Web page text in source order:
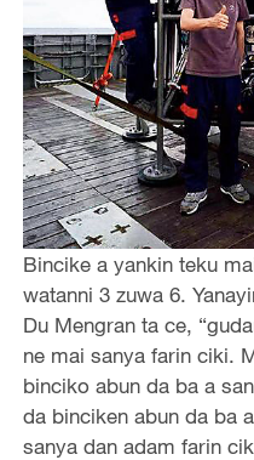
Bincike a yankin teku
watanni 3 zuwa 6.
Du Mengran ta ce,
ne mai sanya farin ciki.
binciko abun da ba a
da binciken abun da ba
sanya dan adam farin